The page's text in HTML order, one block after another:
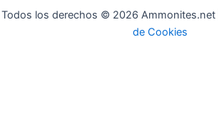
Todos los derechos © 2026 Ammonites.net |
de Cookies